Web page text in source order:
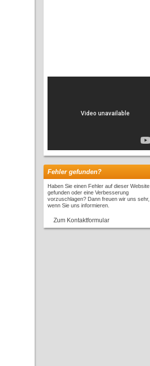
Fehler gefunden?
Haben Sie einen Fehler auf dieser Website
gefunden oder eine Verbesserung
vorzuschlagen? Dann freuen wir uns sehr,
wenn Sie uns informieren.
Zum Kontaktformular